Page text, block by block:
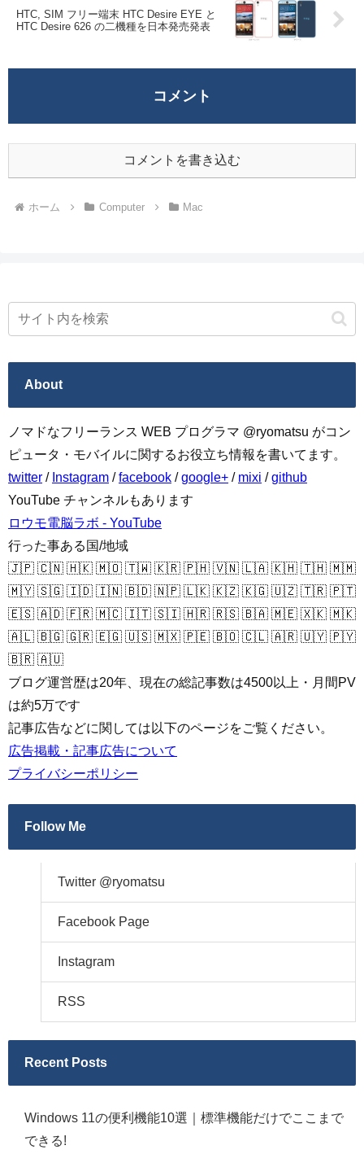
HTC, SIM フリー端末 HTC Desire EYE と
HTC Desire 626 の二機種を日本発売発表
コメント
コメントを書き込む
ホーム Computer Mac
About
ノマドなフリーランス WEB プログラマ @ryomatsu がコン
ピュータ・モバイルに関するお役立ち情報を書いてます。
twitter / Instagram /facebook /google+ / mixi /github
YouTube チャンネルもあります
ロウモ電脳ラボ - YouTube
行った事ある国/地域
🇯🇵 🇨🇳 🇭🇰 🇲🇴 🇹🇼 🇰🇷 🇵🇭 🇻🇳 🇱🇦 🇰🇭 🇹🇭 🇲🇲
🇲🇾 🇸🇬 🇮🇩 🇮🇳 🇧🇩 🇳🇵 🇱🇰 🇰🇿 🇰🇬 🇺🇿 🇹🇷 🇵🇹
🇪🇸 🇦🇩 🇫🇷 🇲🇨 🇮🇹 🇸🇮 🇭🇷 🇷🇸 🇧🇦 🇲🇪 🇽🇰 🇲🇰
🇦🇱 🇧🇬 🇬🇷 🇪🇬 🇺🇸 🇲🇽 🇵🇪 🇧🇴 🇨🇱 🇦🇷 🇺🇾 🇵🇾
🇧🇷 🇦🇺
ブログ運営歴は20年、現在の総記事数は4500以上・月間PV
は約5万です
記事広告などに関しては以下のページをご覧ください。
広告掲載・記事広告について
プライバシーポリシー
Follow Me
Twitter @ryomatsu
Facebook Page
Instagram
RSS
Recent Posts
Windows 11の便利機能10選｜標準機能だけでここまで
できる!